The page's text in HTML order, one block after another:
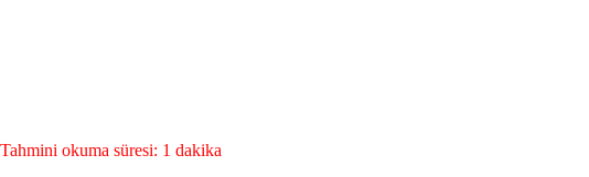
Tahmini okuma süresi: 1 dakika